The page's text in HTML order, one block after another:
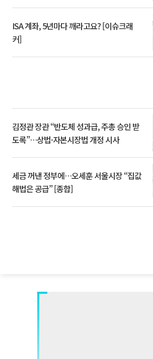
ISA 계좌, 5년마다 깨라고요? [이슈크래
커]
김정관 장관 “반도체 성과급, 주총 승인 받
도록”…상법·자본시장법 개정 시사
세금 꺼낸 정부에…오세훈 서울시장 “집값
해법은 공급” [종합]